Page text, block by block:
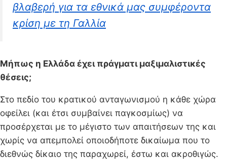
βλαβερή για τα εθνικά μας συμφέροντα
κρίση με τη Γαλλία
Μήπως η Ελλάδα έχει πράγματι μαξιμαλιστικές
θέσεις;
Στο πεδίο του κρατικού ανταγωνισμού η κάθε χώρα
οφείλει (και έτσι συμβαίνει παγκοσμίως) να
προσέρχεται με το μέγιστο των απαιτήσεων της και
χωρίς να απεμπολεί οποιοδήποτε δικαίωμα που το
διεθνώς δίκαιο της παραχωρεί, έστω και ακροθιγώς.